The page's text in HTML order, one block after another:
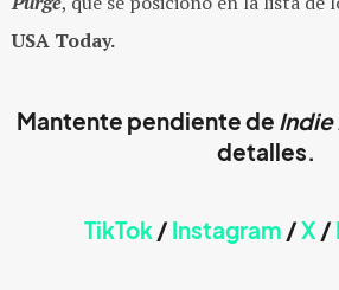
USA Today.
Mantente pendiente de Indie
detalles.
TikTok/ Instagram /X /